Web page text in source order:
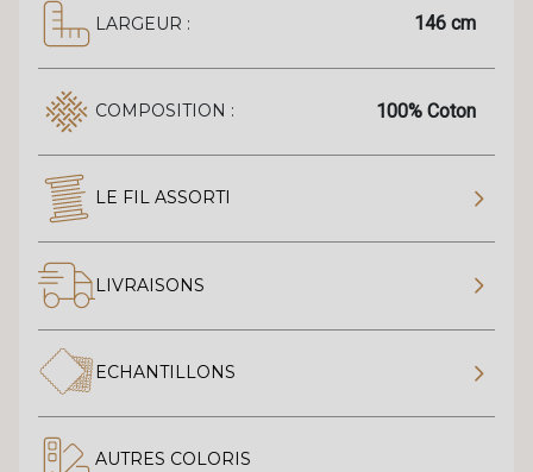
LARGEUR : 146 cm
COMPOSITION : 100% Coton
LE FIL ASSORTI
LIVRAISONS
ECHANTILLONS
AUTRES COLORIS